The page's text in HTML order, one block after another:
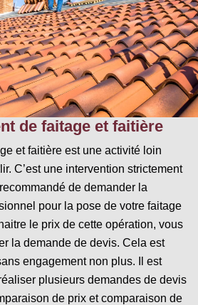
de faitage et faitière
et faitière est une activité loin
C’est une intervention strictement
de demander la
pour la pose de votre faitage
le prix de cette opération, vous
la demande de devis. Cela est
engagement non plus. Il est
plusieurs demandes de devis
de prix et comparaison de